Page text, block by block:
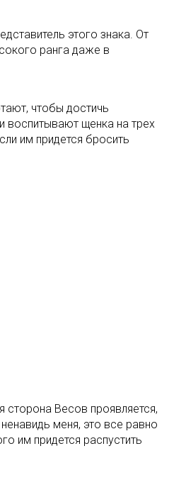
этого знака. От
ранга даже в
чтобы достичь
щенка на трех
им придется бросить
сторона Весов проявляется,
меня, это все равно
им придется распустить